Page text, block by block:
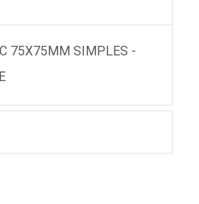
75X75MM SIMPLES -